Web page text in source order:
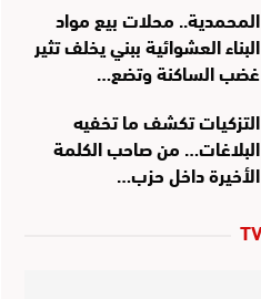
المحمدية.. محلات بيع مواد
البناء العشوائية ببني يخلف تثير
غضب الساكنة وتضع…
التزكيات تكشف ما تخفيه
البلاغات… من صاحب الكلمة
الأخيرة داخل حزب…